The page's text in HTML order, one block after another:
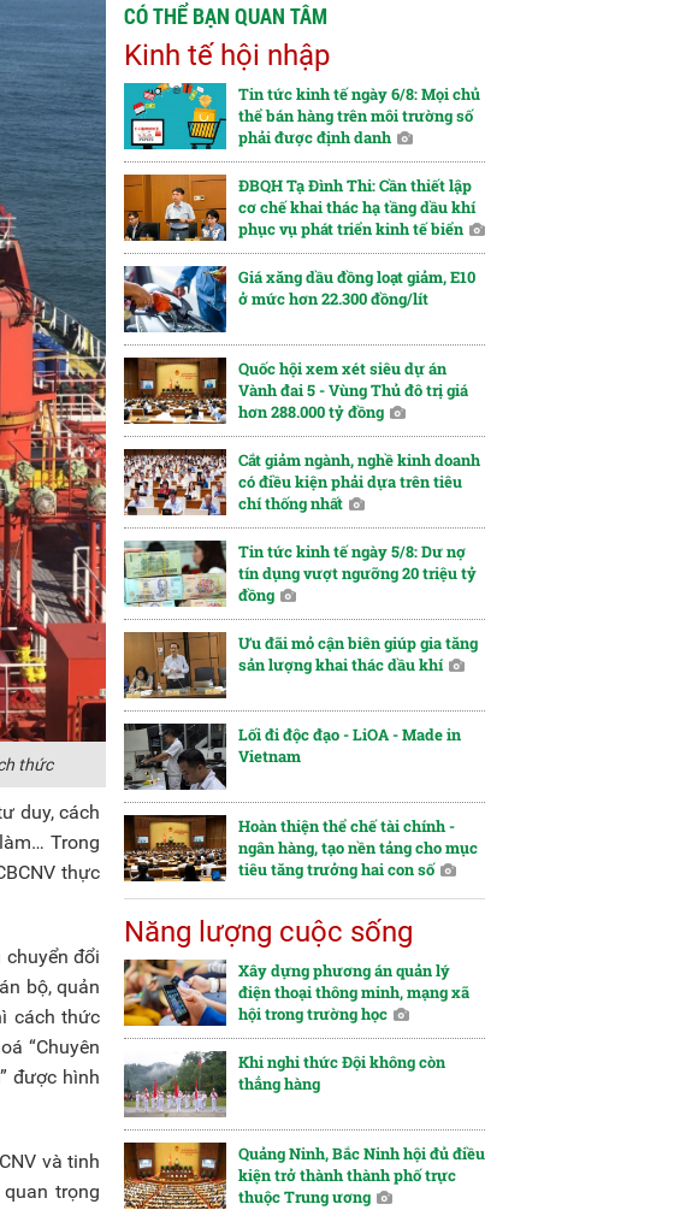
thức
duy, cách
Trong
thực
chuyển đổi
bộ, quản
cách thức
“Chuyên
được hình
và tinh
trọng
CÓ THỂ BẠN QUAN TÂM
Kinh tế hội nhập
Tin tức kinh tế ngày 6/8: Mọi chủ
thể bán hàng trên môi trường số
phải được định danh
ĐBQH Tạ Đình Thi: Cần thiết lập
cơ chế khai thác hạ tầng dầu khí
phục vụ phát triển kinh tế biển
Giá xăng dầu đồng loạt giảm, E10
ở mức hơn 22.300 đồng/lít
Quốc hội xem xét siêu dự án
Vành đai 5 - Vùng Thủ đô trị giá
hơn 288.000 tỷ đồng
Cắt giảm ngành, nghề kinh doanh
có điều kiện phải dựa trên tiêu
chí thống nhất
Tin tức kinh tế ngày 5/8: Dư nợ
tín dụng vượt ngưỡng 20 triệu tỷ
đồng
Ưu đãi mỏ cận biên giúp gia tăng
sản lượng khai thác dầu khí
Lối đi độc đạo - LiOA - Made in
Vietnam
Hoàn thiện thể chế tài chính -
ngân hàng, tạo nền tảng cho mục
tiêu tăng trưởng hai con số
Năng lượng cuộc sống
Xây dựng phương án quản lý
điện thoại thông minh, mạng xã
hội trong trường học
Khi nghi thức Đội không còn
thẳng hàng
Quảng Ninh, Bắc Ninh hội đủ điều
kiện trở thành thành phố trực
thuộc Trung ương